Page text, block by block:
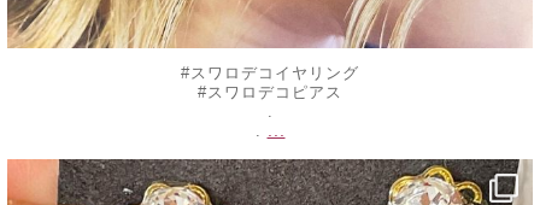
#スワロデコイヤリング
#スワロデコピアス
.
. ...
decojewelrymahalo